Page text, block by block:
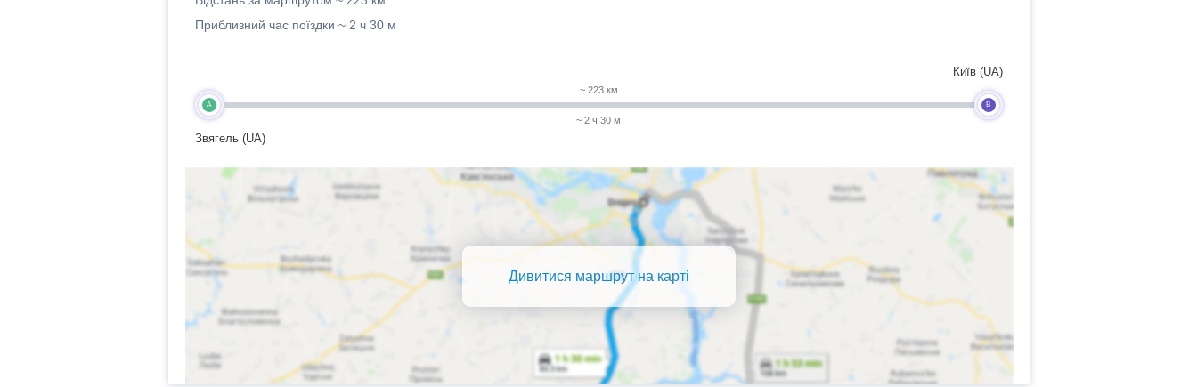
Приблизний час поїздки ~ 2 ч 30 м
A
Звягель (UA)
~ 223 км
~ 2 ч 30 м
B
Київ (UA)
Дивитися маршрут на карті